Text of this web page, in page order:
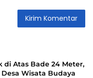
di Atas Bade 24 Meter,
Wisata Budaya